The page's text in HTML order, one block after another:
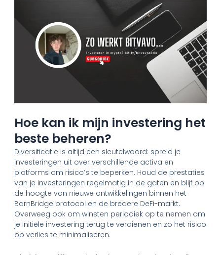
Hoe kan ik mijn investering het
beste beheren?
Diversificatie is altijd een sleutelwoord: spreid je
investeringen uit over verschillende activa en
platforms om risico’s te beperken. Houd de prestaties
van je investeringen regelmatig in de gaten en blijf op
de hoogte van nieuwe ontwikkelingen binnen het
BarnBridge protocol en de bredere DeFi-markt.
Overweeg ook om winsten periodiek op te nemen om
je initiële investering terug te verdienen en zo het risico
op verlies te minimaliseren.